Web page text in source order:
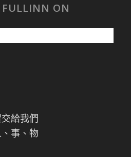
ON
給我們
事、物